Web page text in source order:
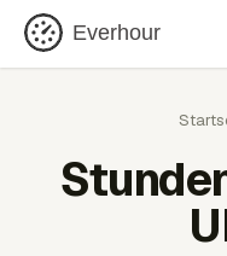
Everhour